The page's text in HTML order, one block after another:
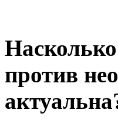
против